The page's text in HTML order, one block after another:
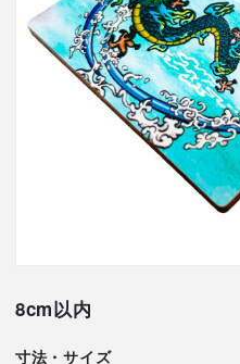
8cm以内
寸法・サイズ